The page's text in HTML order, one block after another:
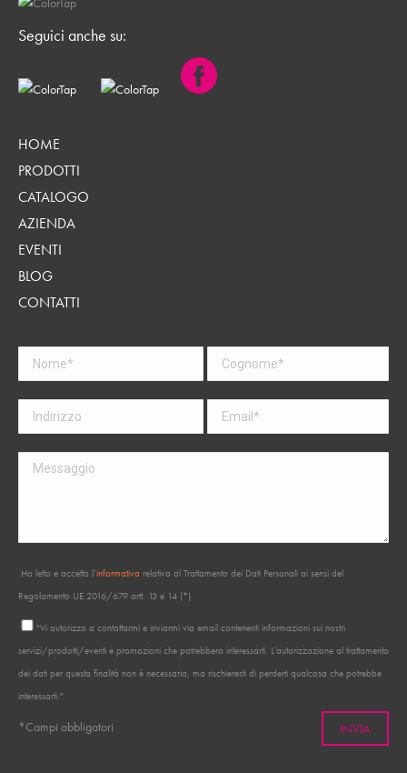
Seguici anche su:
HOME
PRODOTTI
CATALOGO
AZIENDA
EVENTI
BLOG
CONTATTI
Ho letto e accetto l’informativa relativa al Trattamento dei Dati Personali ai sensi del
Regolamento UE 2016/679 artt. 13 e 14 (*)
"Vi autorizzo a contattarmi e inviarmi via email contenenti informazioni sui nostri
servizi/prodotti/eventi e promozioni che potrebbero interessarti. L’autorizzazione al trattamento
dei dati per questa finalità non è necessaria, ma rischieresti di perderti qualcosa che potrebbe
interessarti."
*Campi obbligatori